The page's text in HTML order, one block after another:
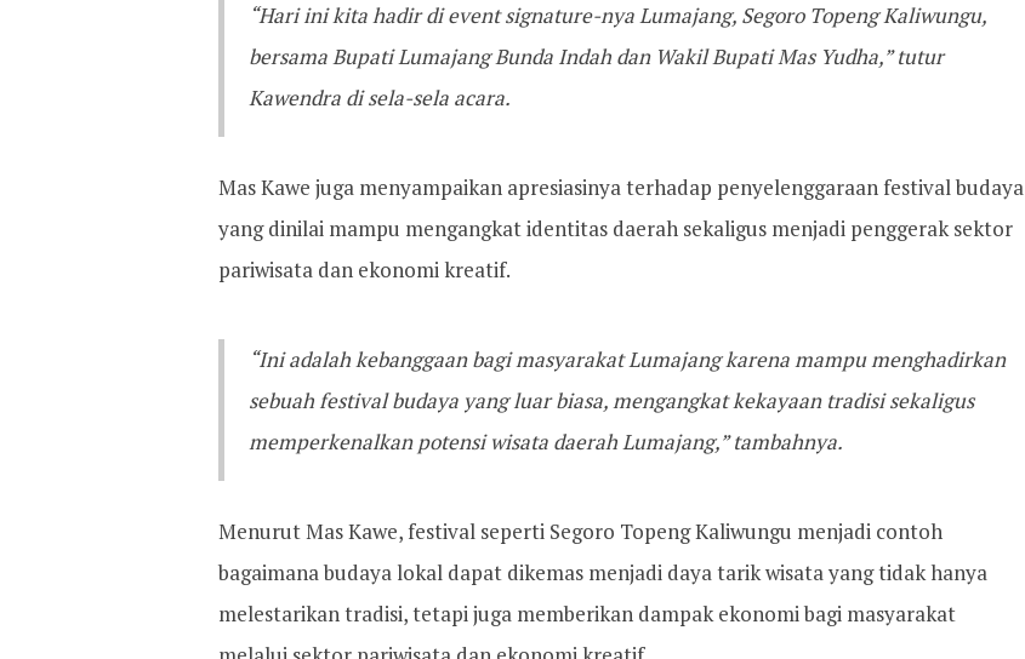
“Hari ini kita hadir di event signature-nya Lumajang, Segoro Topeng Kaliwungu,
bersama Bupati Lumajang Bunda Indah dan Wakil Bupati Mas Yudha,” tutur
Kawendra di sela-sela acara.
Mas Kawe juga menyampaikan apresiasinya terhadap penyelenggaraan festival budaya
yang dinilai mampu mengangkat identitas daerah sekaligus menjadi penggerak sektor
pariwisata dan ekonomi kreatif.
“Ini adalah kebanggaan bagi masyarakat Lumajang karena mampu menghadirkan
sebuah festival budaya yang luar biasa, mengangkat kekayaan tradisi sekaligus
memperkenalkan potensi wisata daerah Lumajang,” tambahnya.
Menurut Mas Kawe, festival seperti Segoro Topeng Kaliwungu menjadi contoh
bagaimana budaya lokal dapat dikemas menjadi daya tarik wisata yang tidak hanya
melestarikan tradisi, tetapi juga memberikan dampak ekonomi bagi masyarakat